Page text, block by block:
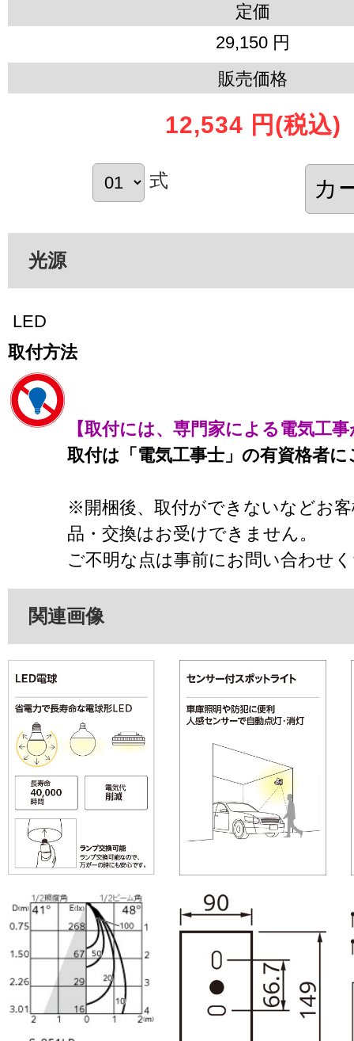
定価
29,150 円
販売価格
12,534 円 (税込)
式
光源
LED
取付方法
【取付には、専門家による電気工
取付は「電気工事士」の有資格者
※開梱後、取付ができないなどお
品・交換はお受けできません。
ご不明な点は事前にお問い合わせ
関連画像